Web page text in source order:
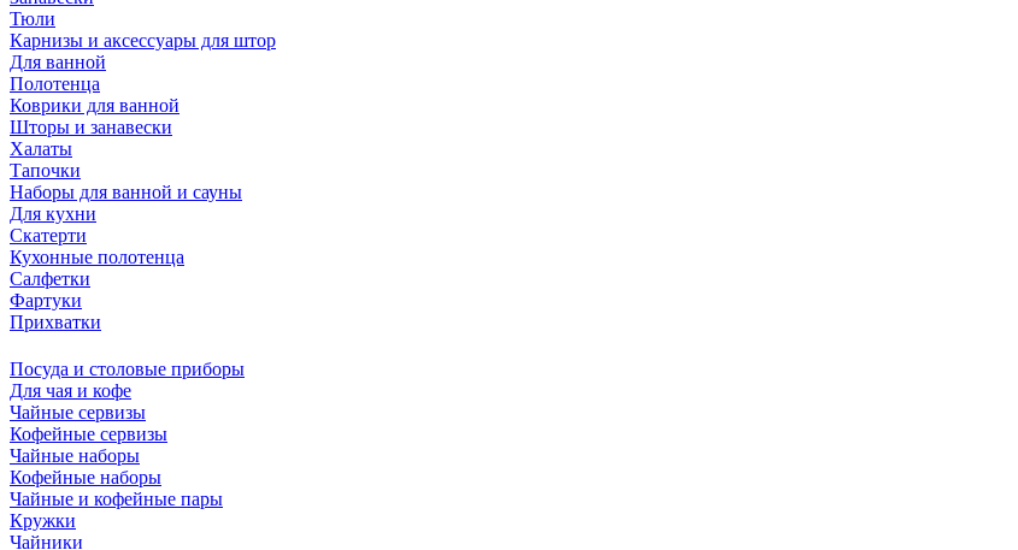
Тюли
Карнизы и аксессуары для штор
Для ванной
Полотенца
Коврики для ванной
Шторы и занавески
Халаты
Тапочки
Наборы для ванной и сауны
Для кухни
Скатерти
Кухонные полотенца
Салфетки
Фартуки
Прихватки
Посуда и столовые приборы
Для чая и кофе
Чайные сервизы
Кофейные сервизы
Чайные наборы
Кофейные наборы
Чайные и кофейные пары
Кружки
Чайники